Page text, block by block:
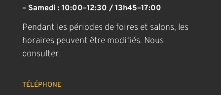
– Samedi : 10:00–12:30 / 13h45–17:00
Pendant les périodes de foires et salons, les
horaires peuvent être modifiés. Nous
consulter.
TÉLÉPHONE